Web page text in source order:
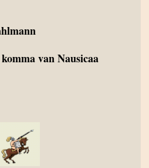
van Nausicaa